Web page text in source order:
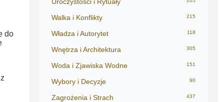
do
Walka i Konflikty 215
Władza i Autorytet 118
Wnętrza i Architektura 305
Woda i Zjawiska Wodne 151
Wybory i Decyzje 90
Zagrożenia i Strach 437